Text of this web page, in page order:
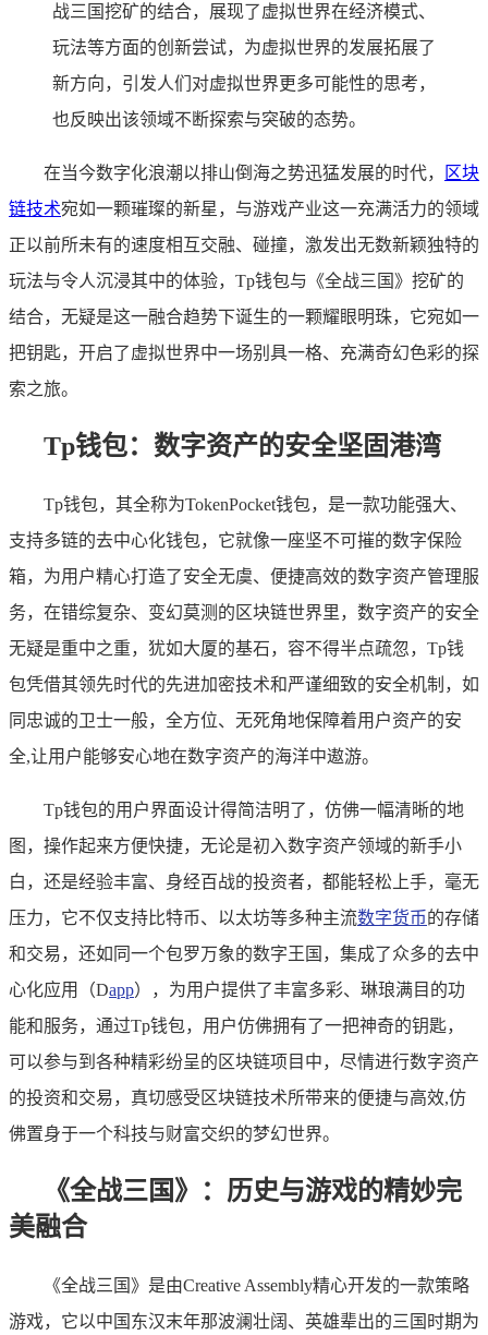
战三国挖矿的结合，展现了虚拟世界在经济模式、
玩法等方面的创新尝试，为虚拟世界的发展拓展了
新方向，引发人们对虚拟世界更多可能性的思考，
也反映出该领域不断探索与突破的态势。
在当今数字化浪潮以排山倒海之势迅猛发展的时代，
区块
链技术宛如一颗璀璨的新星，与游戏产业这一充满活力的领域
正以前所未有的速度相互交融、碰撞，激发出无数新颖独特的
玩法与令人沉浸其中的体验，Tp钱包与《全战三国》挖矿的
结合，无疑是这一融合趋势下诞生的一颗耀眼明珠，它宛如一
把钥匙，开启了虚拟世界中一场别具一格、充满奇幻色彩的探
索之旅。
Tp钱包：数字资产的安全坚固港湾
Tp钱包，其全称为TokenPocket钱包，是一款功能强大、
支持多链的去中心化钱包，它就像一座坚不可摧的数字保险
箱，为用户精心打造了安全无虞、便捷高效的数字资产管理服
务，在错综复杂、变幻莫测的区块链世界里，数字资产的安全
无疑是重中之重，犹如大厦的基石，容不得半点疏忽，Tp钱
包凭借其领先时代的先进加密技术和严谨细致的安全机制，如
同忠诚的卫士一般，全方位、无死角地保障着用户资产的安
全,让用户能够安心地在数字资产的海洋中遨游。
Tp钱包的用户界面设计得简洁明了，仿佛一幅清晰的地
图，操作起来方便快捷，无论是初入数字资产领域的新手小
白，还是经验丰富、身经百战的投资者，都能轻松上手，毫无
压力，它不仅支持比特币、以太坊等多种主流数字货币的存储
和交易，还如同一个包罗万象的数字王国，集成了众多的去中
心化应用（Dapp），为用户提供了丰富多彩、琳琅满目的功
能和服务，通过Tp钱包，用户仿佛拥有了一把神奇的钥匙，
可以参与到各种精彩纷呈的区块链项目中，尽情进行数字资产
的投资和交易，真切感受区块链技术所带来的便捷与高效,仿
佛置身于一个科技与财富交织的梦幻世界。
《全战三国》：历史与游戏的精妙完
美融合
《全战三国》是由Creative Assembly精心开发的一款策略
游戏，它以中国东汉末年那波澜壮阔、英雄辈出的三国时期为